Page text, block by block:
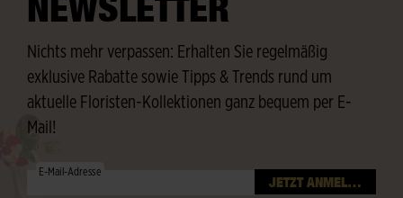
Nichts mehr verpassen: Erhalten Sie regelmäßig
exklusive Rabatte sowie Tipps & Trends rund um
aktuelle Floristen-Kollektionen ganz bequem per E-
Mail!
E-Mail-Adresse